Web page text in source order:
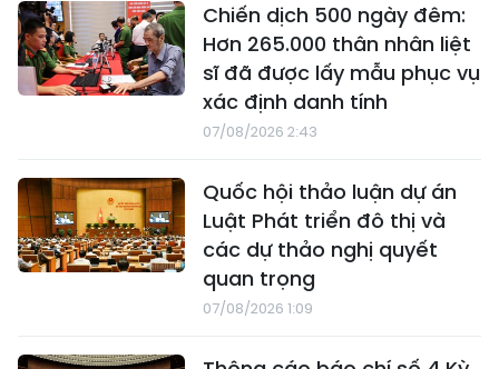
Chiến dịch 500 ngày đêm:
Hơn 265.000 thân nhân liệt
sĩ đã được lấy mẫu phục vụ
xác định danh tính
07/08/2026 2:43
Quốc hội thảo luận dự án
Luật Phát triển đô thị và
các dự thảo nghị quyết
quan trọng
07/08/2026 1:09